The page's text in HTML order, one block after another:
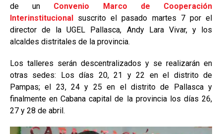
de un Convenio Marco de Cooperación
Interinstitucional
suscrito el pasado martes 7 por el
director de la UGEL Pallasca, Andy Lara Vivar, y los
alcaldes distritales de la provincia.
Los talleres serán descentralizados y se realizarán en
otras sedes: Los días 20, 21 y 22 en el distrito de
Pampas; el 23, 24 y 25 en el distrito de Pallasca y
finalmente en Cabana capital de la provincia los días 26,
27 y 28 de abril.